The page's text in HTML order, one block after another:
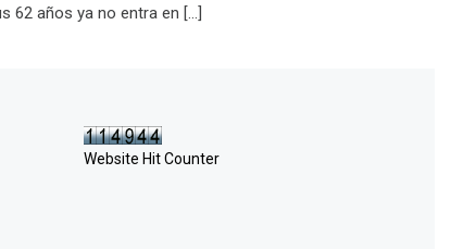
62 años ya no entra en […]
Website Hit Counter